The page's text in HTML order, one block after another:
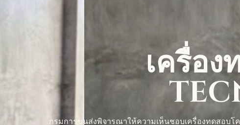
เครื่อ
กรมการขนส่งพิจารณาให้ความเห็นชอบเครื่องทดสอบ